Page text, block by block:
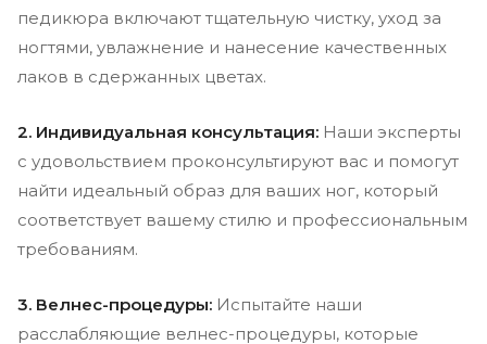
педикюра включают тщательную чистку, уход за
ногтями, увлажнение и нанесение качественных
лаков в сдержанных цветах.
2. Индивидуальная консультация: Наши эксперты
с удовольствием проконсультируют вас и помогут
найти идеальный образ для ваших ног, который
соответствует вашему стилю и профессиональным
требованиям.
3. Велнес-процедуры: Испытайте наши
расслабляющие велнес-процедуры, которые